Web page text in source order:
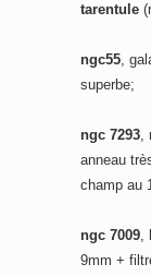
tarentule
ngc55,
superbe;
ngc 7293,
anneau
champ au
ngc 7009,
9mm +